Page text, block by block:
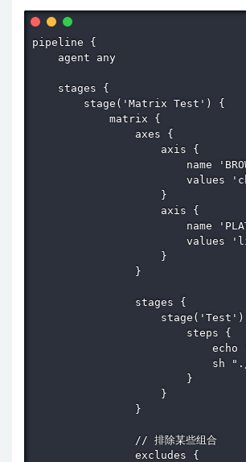
pipeline {
    agent any
    stages {
        stage('Matrix Test') {
            matrix {
                axes {
                    axis {
name
values
                    }
                    axis {
name
values
                    }
                }
                stages {
stage('Test')
                        steps {
echo
sh
                        }
                    }
                }
                // 排除某些组合
                excludes {